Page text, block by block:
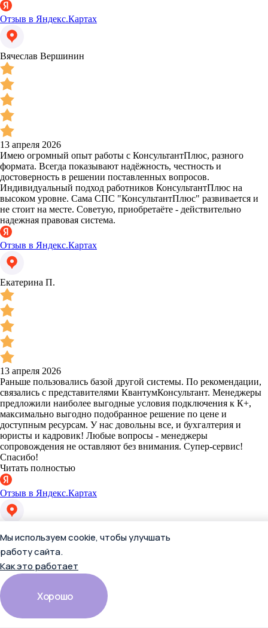
Отзыв в Яндекс.Картах
Вячеслав Вершинин
13 апреля 2026
Имею огромный опыт работы с КонсультантПлюс, разного
формата. Всегда показывают надёжность, честность и
достоверность в решении поставленных вопросов.
Индивидуальный подход работников КонсультантПлюс на
высоком уровне. Сама СПС "КонсультантПлюс" развивается и
не стоит на месте. Советую, приобретаёте - действительно
надежная правовая система.
Отзыв в Яндекс.Картах
Екатерина П.
13 апреля 2026
Раньше пользовались базой другой системы. По рекомендации,
связались с представителями КвантумКонсультант. Менеджеры
предложили наиболее выгодные условия подключения к К+,
максимально выгодно подобранное решение по цене и
доступным ресурсам. У нас довольны все, и бухгалтерия и
юристы и кадровик! Любые вопросы - менеджеры
сопровождения не оставляют без внимания. Супер-сервис!
Спасибо!
Читать полностью
Отзыв в Яндекс.Картах
13 апреля 2026
Мы используем cookie, чтобы улучшать
работу сайта.
Как это работает
Хорошо